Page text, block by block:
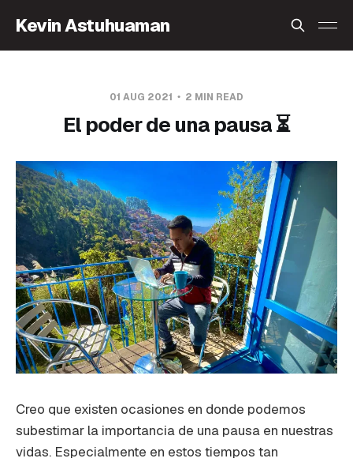
Kevin Astuhuaman
01 AUG 2021 2 MIN READ
El poder de una pausa ⏳
Creo que existen ocasiones en donde podemos
subestimar la importancia de una pausa en nuestras
vidas. Especialmente en estos tiempos tan